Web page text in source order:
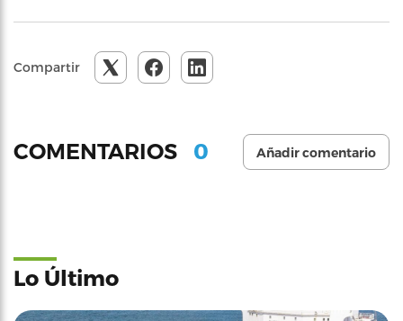
Compartir
COMENTARIOS 0 Añadir comentario
Lo Último